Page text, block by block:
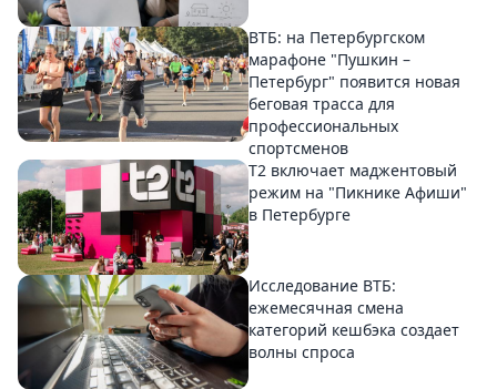
ВТБ: на Петербургском
марафоне "Пушкин –
Петербург" появится новая
беговая трасса для
профессиональных
спортсменов
Т2 включает маджентовый
режим на "Пикнике Афиши"
в Петербурге
Исследование ВТБ:
ежемесячная смена
категорий кешбэка создает
волны спроса